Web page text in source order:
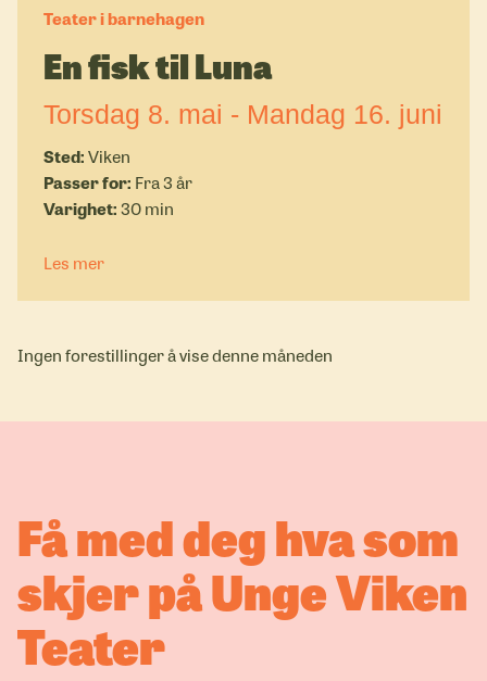
Teater i barnehagen
En fisk til Luna
Torsdag 8. mai - Mandag 16. juni
Viken
Fra 3 år
30 min
Les mer
Ingen forestillinger å vise denne måneden
Få med deg hva som
skjer på Unge Viken
Teater